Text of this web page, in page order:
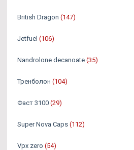
British Dragon (147)
Jetfuel (106)
Nandrolone decanoate (35)
Тренболон (104)
Фаст 3100 (29)
Super Nova Caps (112)
Vpx zero (54)